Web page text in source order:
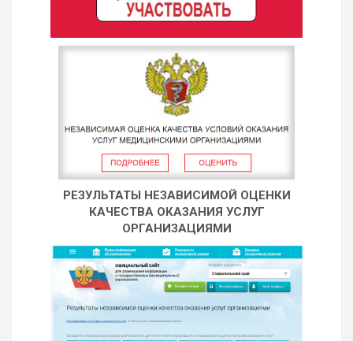
РЕЗУЛЬТАТЫ НЕЗАВИСИМОЙ ОЦЕНКИ
КАЧЕСТВА ОКАЗАНИЯ УСЛУГ
ОРГАНИЗАЦИЯМИ